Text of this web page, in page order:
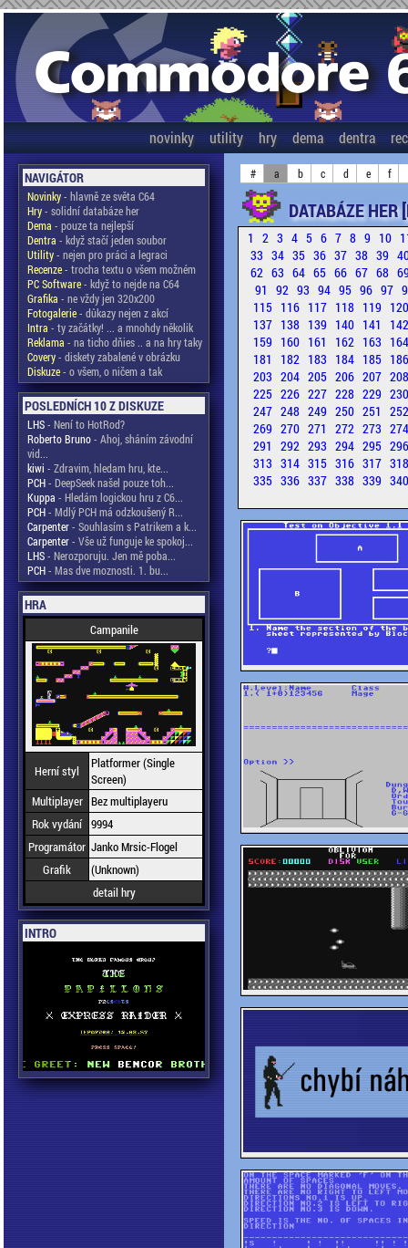
novinky utility hry dema dentra
NAVIGÁTOR
Novinky- hlavně ze světa C64
Hry- solidní databáze her
Dema - pouze ta nejlepší
Dentra - když stačí jeden soubor
Utility- nejen pro práci a legraci
Recenze- trocha textu o všem možném
PC Software- když to nejde na C64
Grafika - ne vždy jen 320x200
Fotogalerie- důkazy nejen z akcí
Intra - ty začátky! ... a mnohdy několik
Reklama - na ticho dňies .. a na hry taky
Covery- diskety zabalené v obrázku
Diskuze- o všem, o ničem a tak
POSLEDNÍCH 10 Z DISKUZE
LHS- Není to HotRod?
Roberto Bruno- Ahoj, sháním závodní
vid...
kiwi - Zdravim, hledam hru, kte...
PCH- DeepSeek našel pouze toh...
Kuppa - Hledám logickou hru z C6...
PCH- Mdlý PCH má odzkoušený R...
Carpenter- Souhlasím s Patrikem a k...
Carpenter- Vše už funguje ke spokoj...
LHS- Nerozporuju. Jen mě poba...
PCH- Mas dve moznosti. 1. bu...
HRA
Campanile
Herní styl
Platformer (Single
Screen)
Multiplayer Bez multiplayeru
Rok vydání 9994
Programátor Janko Mrsic-Flogel
Grafik
(Unknown)
detail hry
INTRO
# a b c d e f
DATABÁZE
1 2 3 4 5 6 7 8 9 10
33 34 35 36 37 38 39
62 63 64 65 66 67 68
91 92 93 94 95 96 97
115 116 117 118 119
137 138 139 140 141
159 160 161 162 163
181
182 183 184 185
203 204 205 206 207
225 226 227 228 229
247 248 249 250 251
269 270 271 272 273
291 292 293 294 295
313 314 315 316 317
335 336 337 338 339